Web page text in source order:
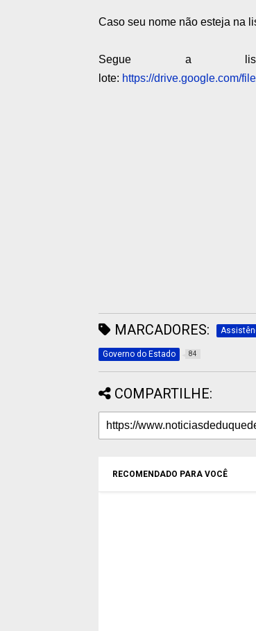
Caso seu nome não esteja na
Segue a
lote: https://drive.google.com/
MARCADORES:
Governo do Estado 84
COMPARTILHE:
RECOMENDADO PARA VOCÊ